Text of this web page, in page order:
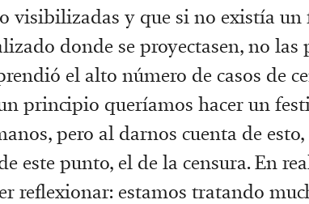
visibilizadas y que si no existía un
donde se proyectasen, no las
el alto número de casos de
principio queríamos hacer un
pero al darnos cuenta de
este punto, el de la censura. En
reflexionar: estamos tratando